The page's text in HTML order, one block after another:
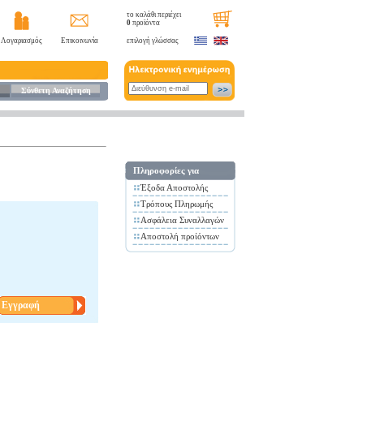
Λογαριασμός Επικοινωνία
Σύνθετη Αναζήτηση
το καλάθι περιέχει
0 προϊόντα
επιλογή γλώσσας
Εγγραφή
Πληροφορίες για
Έξοδα Αποστολής
Τρόπους Πληρωμής
Ασφάλεια Συναλλαγών
Αποστολή προίόντων